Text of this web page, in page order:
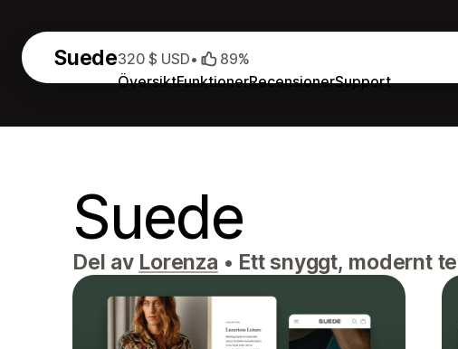
Suede
ÖversiktFunktionerRecensionerSupport
320 $ USD• 89%
Suede
Del av Lorenza • Ett snyggt, modernt